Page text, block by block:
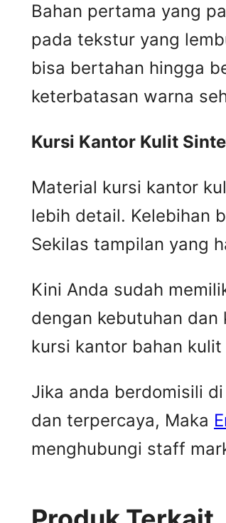
Bahan pertama yang
pada tekstur yang
bisa bertahan hingga
keterbatasan warna
Kursi Kantor Kulit S
Material kursi kantor
lebih detail. Kelebihan
Sekilas tampilan yang
Kini Anda sudah
dengan kebutuhan
kursi kantor bahan
Jika anda berdomisili
dan terpercaya, Maka
menghubungi staff